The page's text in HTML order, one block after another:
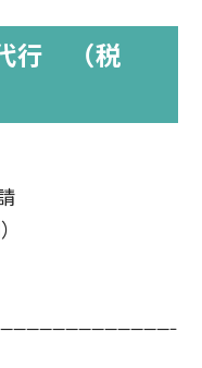
行 （税